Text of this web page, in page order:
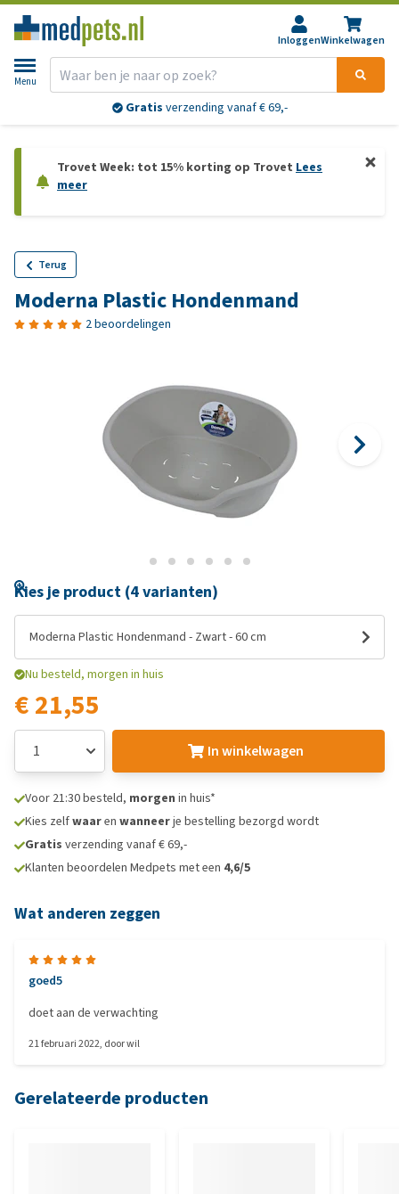
InloggenWinkelwagen
Menu
Gratis verzending vanaf € 69,-
Trovet Week: tot 15% korting op Trovet Lees
meer
Terug
Moderna Plastic Hondenmand
2 beoordelingen
Kies je product (4 varianten)
Moderna Plastic Hondenmand - Zwart - 60 cm
Nu besteld, morgen in huis
€ 21,55
In winkelwagen
Voor 21:30 besteld, morgen in huis*
Kies zelfwaaren wanneerje bestelling bezorgd wordt
Gratis verzending vanaf € 69,-
Klanten beoordelen Medpets met een 4,6/5
Wat anderen zeggen
goed5
doet aan de verwachting
21 februari 2022, doorwil
Gerelateerde producten